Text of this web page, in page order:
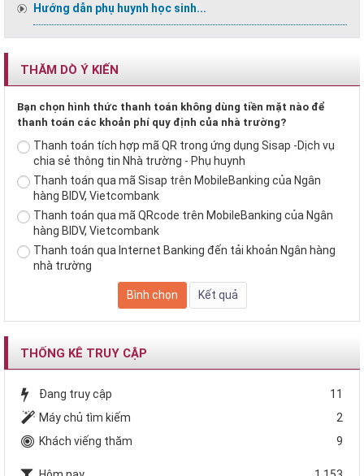
Hướng dẫn phụ huynh học sinh...
THĂM DÒ Ý KIẾN
Bạn chọn hình thức thanh toán không dùng tiền mặt nào để
thanh toán các khoản phí quy định của nhà trường?
Thanh toán tích hợp mã QR trong ứng dụng Sisap -Dịch vụ
chia sẻ thông tin Nhà trường - Phụ huynh
Thanh toán qua mã Sisap trên MobileBanking của Ngân
hàng BIDV, Vietcombank
Thanh toán qua mã QRcode trên MobileBanking của Ngân
hàng BIDV, Vietcombank
Thanh toán qua Internet Banking đến tải khoản Ngân hàng
nhà trường
THỐNG KÊ TRUY CẬP
Đang truy cập
11
Máy chủ tìm kiếm
2
Khách viếng thăm
9